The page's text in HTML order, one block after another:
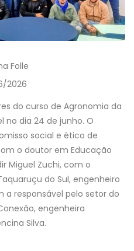
Folle
2026
do curso de Agronomia da
no dia 24 de junho. O
social e ético de
o doutor em Educação
Miguel Zuchi, com o
do Sul, engenheiro
a responsável pelo setor do
engenheira
Silva.